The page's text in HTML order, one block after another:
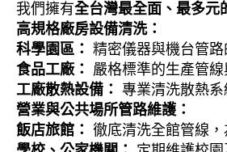
我們擁有全台灣最全面、最多元
高規格廠房設備清洗：
科學園區： 精密儀器與機台管
食品工廠：
嚴格標準的生產管
工廠散熱設備： 專業清洗散熱
營業與公共場所管路維護：
飯店旅館： 徹底清洗全館管線